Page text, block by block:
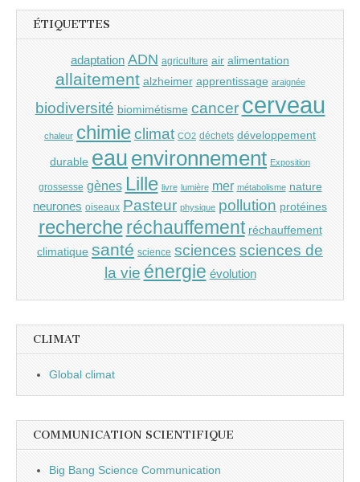
ÉTIQUETTES
adaptation ADN agriculture air alimentation
allaitement alzheimer apprentissage araignée
biodiversité biomimétisme cancer cerveau
chaleur chimieclimat CO2 déchets développement
durable eau environnement Exposition
grossesse gènes Lille livre lumière mer métabolisme nature
neurones oiseaux Pasteur physique pollution protéines
recherche réchauffement réchauffement
climatique santé science sciences sciences de
la vie énergie évolution
CLIMAT
Global climat
COMMUNICATION SCIENTIFIQUE
Big Bang Science Communication